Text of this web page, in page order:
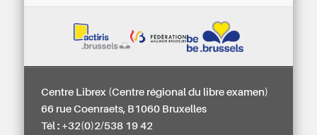
Centre Librex (Centre régional du libre examen)
66 rue Coenraets, B1060 Bruxelles
Tél : +32(0)2/538 19 42